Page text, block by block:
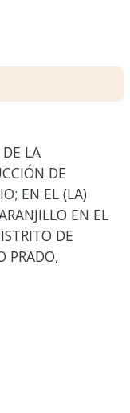
LA
DE
EN EL (LA)
EN EL
DE
PRADO,